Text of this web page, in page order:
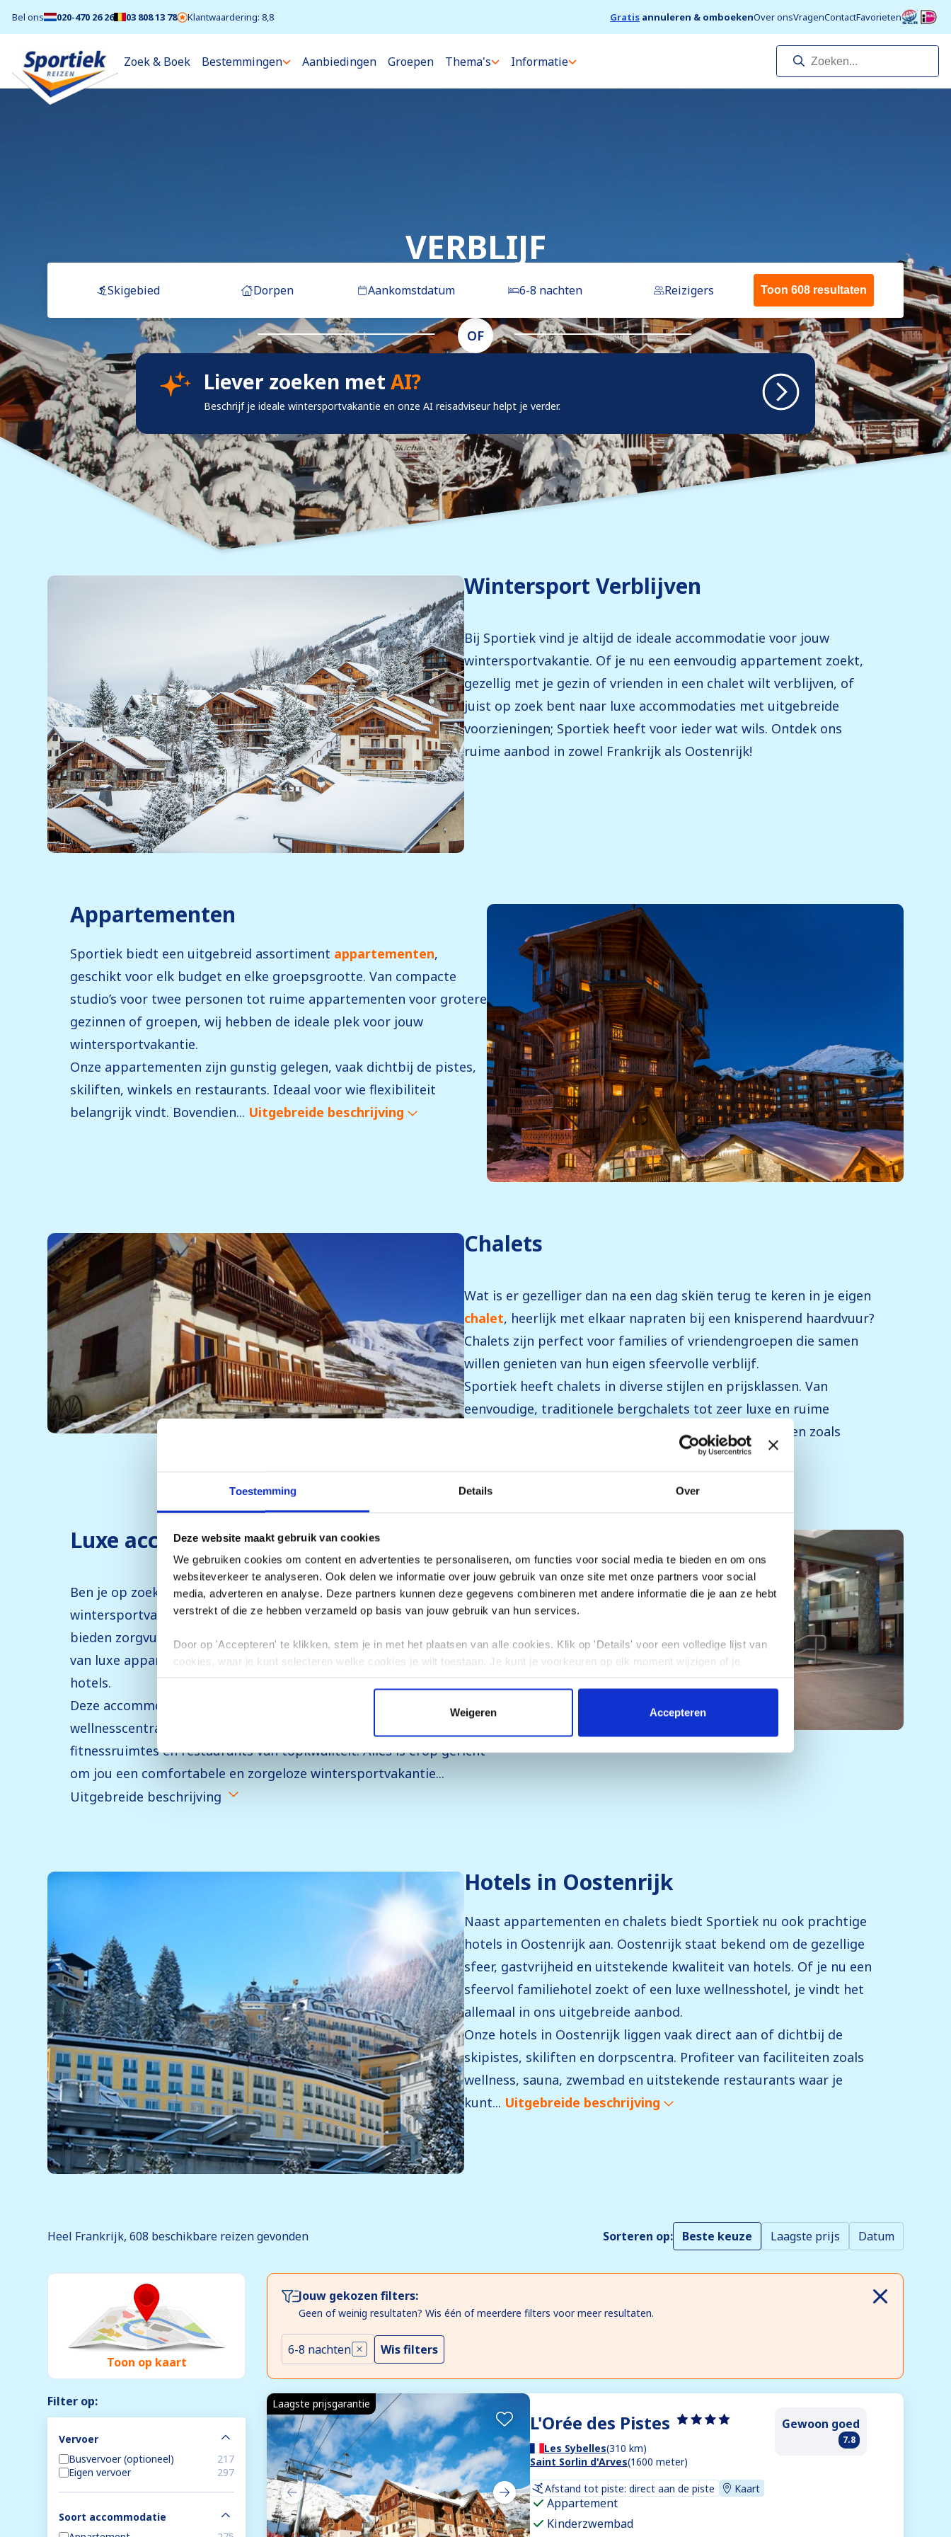
Toestemming Details Over
Deze website maakt gebruik van cookies
We gebruiken cookies om content en advertenties te personaliseren, om functies voor social media te bieden en om ons
websiteverkeer te analyseren. Ook delen we informatie over jouw gebruik van onze site met onze partners voor social
media, adverteren en analyse. Deze partners kunnen deze gegevens combineren met andere informatie die je aan ze hebt
verstrekt of die ze hebben verzameld op basis van jouw gebruik van hun services.
Door op 'Accepteren' te klikken, stem je in met het plaatsen van alle cookies. Klik op 'Details' voor een volledige lijst van
cookies, waar je kunt selecteren welke cookies je wilt toestaan. Je kunt je voorkeuren op elk moment wijzigen of je
Weigeren Accepteren
Bel ons 020-470 26 26 03 808 13 78 Klantwaardering: 8,8 Gratis annuleren & omboekenOver onsVragenContactFavorieten
Zoek & Boek Bestemmingen Aanbiedingen Groepen Thema's Informatie
VERBLIJF
Skigebied Dorpen Aankomstdatum 6-8 nachten Reizigers Toon 608 resultaten
OF
Liever zoeken met AI?
Beschrijf je ideale wintersportvakantie en onze AI reisadviseur helpt je verder.
Wintersport Verblijven
Bij Sportiek vind je altijd de ideale accommodatie voor jouw
wintersportvakantie. Of je nu een eenvoudig appartement zoekt,
gezellig met je gezin of vrienden in een chalet wilt verblijven, of
juist op zoek bent naar luxe accommodaties met uitgebreide
voorzieningen; Sportiek heeft voor ieder wat wils. Ontdek ons
ruime aanbod in zowel Frankrijk als Oostenrijk!
Appartementen
Sportiek biedt een uitgebreid assortiment appartementen,
geschikt voor elk budget en elke groepsgrootte. Van compacte
studio’s voor twee personen tot ruime appartementen voor grotere
gezinnen of groepen, wij hebben de ideale plek voor jouw
wintersportvakantie.
Onze appartementen zijn gunstig gelegen, vaak dichtbij de pistes,
skiliften, winkels en restaurants. Ideaal voor wie flexibiliteit
belangrijk vindt. Bovendien... Uitgebreide beschrijving
Chalets
Wat is er gezelliger dan na een dag skiën terug te keren in je eigen
chalet, heerlijk met elkaar napraten bij een knisperend haardvuur?
Chalets zijn perfect voor families of vriendengroepen die samen
willen genieten van hun eigen sfeervolle verblijf.
Sportiek heeft chalets in diverse stijlen en prijsklassen. Van
eenvoudige, traditionele bergchalets tot zeer luxe en ruime
accommodaties met uitgebreide wellnessvoorzieningen zoals
Luxe accommodaties
Ben je op zoek naar net dat beetje extra luxe tijdens jouw
wintersportvakantie? Dan zit je bij Sportiek helemaal goed. Wij
bieden zorgvuldig geselecteerde luxe accommodaties, variërend
van luxe appartementen en suites tot hoogwaardige 4- en 5-sterren
hotels.
Deze accommodaties bieden uitgebreide faciliteiten zoals
wellnesscentra, verwarmde binnen- en buitenzwembaden,
fitnessruimtes en restaurants van topkwaliteit. Alles is erop gericht
om jou een comfortabele en zorgeloze wintersportvakantie...
Uitgebreide beschrijving
Hotels in Oostenrijk
Naast appartementen en chalets biedt Sportiek nu ook prachtige
hotels in Oostenrijk aan. Oostenrijk staat bekend om de gezellige
sfeer, gastvrijheid en uitstekende kwaliteit van hotels. Of je nu een
sfeervol familiehotel zoekt of een luxe wellnesshotel, je vindt het
allemaal in ons uitgebreide aanbod.
Onze hotels in Oostenrijk liggen vaak direct aan of dichtbij de
skipistes, skiliften en dorpscentra. Profiteer van faciliteiten zoals
wellness, sauna, zwembad en uitstekende restaurants waar je
kunt... Uitgebreide beschrijving
Heel Frankrijk, 608 beschikbare reizen gevonden Sorteren op: Beste keuze Laagste prijs Datum
Toon op kaart
Filter op:
Vervoer
Busvervoer (optioneel)
217
Eigen vervoer
297
Soort accommodatie
Jouw gekozen filters:
Geen of weinig resultaten? Wis één of meerdere filters voor meer resultaten.
6-8 nachten Wis filters
Laagste prijsgarantie
Gewoon goed
7.8
L'Orée des Pistes
Les Sybelles(310 km)
Saint Sorlin d'Arves(1600 meter)
Afstand tot piste: direct aan de piste
Kaart
Appartement
Kinderzwembad